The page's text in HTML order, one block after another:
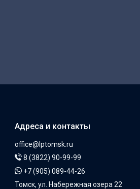
Адреса и контакты
office@lptomsk.ru
8 (3822) 90-99-99
+7 (905) 089-44-26
Томск, ул. Набережная озера 22